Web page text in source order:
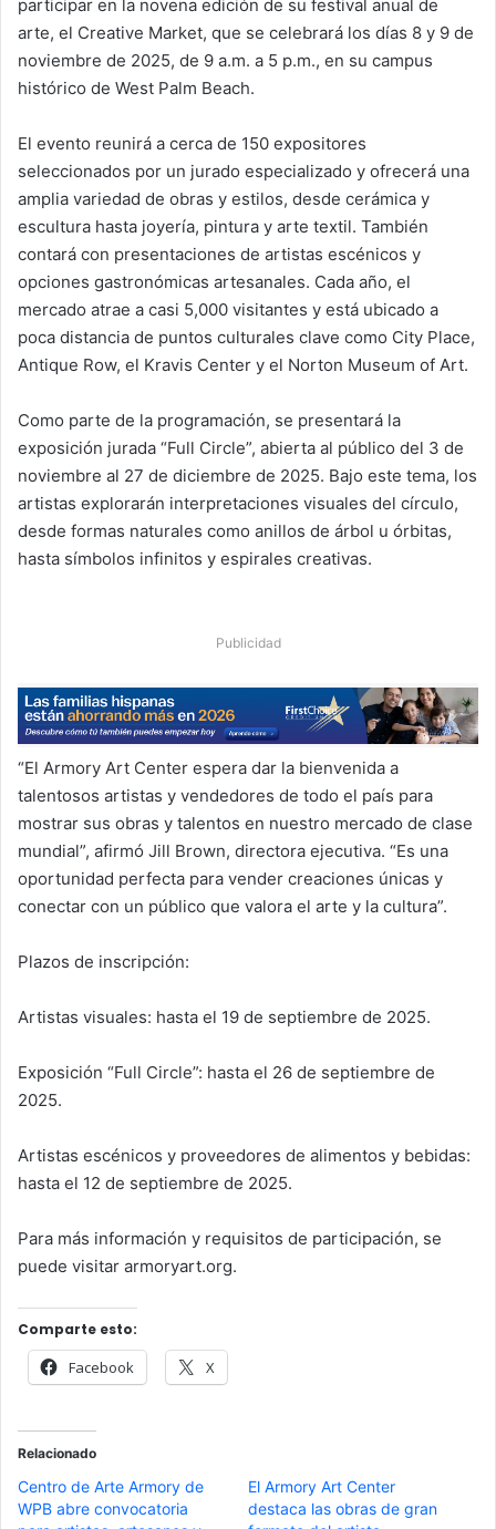
participar en la novena edición de su festival anual de
arte, el Creative Market, que se celebrará los días 8 y 9 de
noviembre de 2025, de 9 a.m. a 5 p.m., en su campus
histórico de West Palm Beach.
El evento reunirá a cerca de 150 expositores
seleccionados por un jurado especializado y ofrecerá una
amplia variedad de obras y estilos, desde cerámica y
escultura hasta joyería, pintura y arte textil. También
contará con presentaciones de artistas escénicos y
opciones gastronómicas artesanales. Cada año, el
mercado atrae a casi 5,000 visitantes y está ubicado a
poca distancia de puntos culturales clave como City Place,
Antique Row, el Kravis Center y el Norton Museum of Art.
Como parte de la programación, se presentará la
exposición jurada “Full Circle”, abierta al público del 3 de
noviembre al 27 de diciembre de 2025. Bajo este tema, los
artistas explorarán interpretaciones visuales del círculo,
desde formas naturales como anillos de árbol u órbitas,
hasta símbolos infinitos y espirales creativas.
Publicidad
“El Armory Art Center espera dar la bienvenida a
talentosos artistas y vendedores de todo el país para
mostrar sus obras y talentos en nuestro mercado de clase
mundial”, afirmó Jill Brown, directora ejecutiva. “Es una
oportunidad perfecta para vender creaciones únicas y
conectar con un público que valora el arte y la cultura”.
Plazos de inscripción:
Artistas visuales: hasta el 19 de septiembre de 2025.
Exposición “Full Circle”: hasta el 26 de septiembre de
2025.
Artistas escénicos y proveedores de alimentos y bebidas:
hasta el 12 de septiembre de 2025.
Para más información y requisitos de participación, se
puede visitar armoryart.org.
Comparte esto:
Facebook X
Relacionado
Centro de Arte Armory de
WPB abre convocatoria
El Armory Art Center
destaca las obras de gran